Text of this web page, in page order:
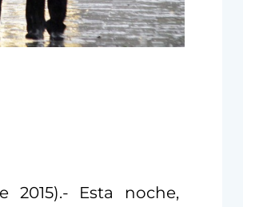
Esta noche,